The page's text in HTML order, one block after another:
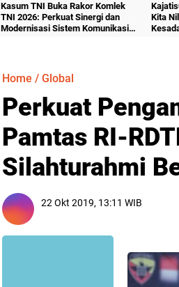
Kasum TNI Buka Rakor Komlek
TNI 2026: Perkuat Sinergi dan
Modernisasi Sistem Komunikasi
Kita
Home / Global
Perkuat
Pamtas RI-
Silahturahmi
22 Okt 2019, 13:11 WIB